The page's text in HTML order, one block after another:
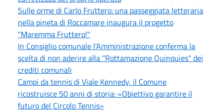
Sulle orme di Carlo Fruttero: una passeggiata letteraria
nella pineta di Roccamare inaugura il progetto
"Maremma Fruttero!"
In Consiglio comunale l'Amministrazione conferma la
scelta di non aderire alla "Rottamazione Quinquies" dei
crediti comunali
Campi da tennis di Viale Kennedy, il Comune
ricostruisce 50 anni di storia: «Obiettivo garantire il
futuro del Circolo Tennis»